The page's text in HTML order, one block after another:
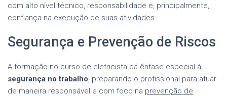
com alto nível técnico, responsabilidade e, principalmente,
confiança na execução de suas atividades
Segurança e Prevenção de Riscos
A formação no curso de eletricista dá ênfase especial à
segurança no trabalho, preparando o profissional para atuar
de maneira responsável e com foco na prevenção de